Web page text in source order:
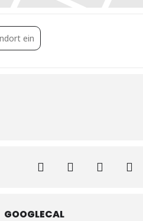
in Ihrem Gebäude? [ASM1PzbY0]
GOOGLECAL